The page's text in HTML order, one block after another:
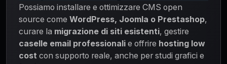
Possiamo installare e ottimizzare CMS open
source come WordPress, Joomla o Prestashop,
curare la migrazione di siti esistenti, gestire
caselle email professionali e offrire hosting low
cost con supporto reale, anche per studi grafici e